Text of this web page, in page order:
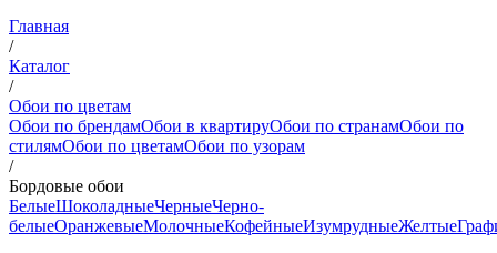
Главная
/
Каталог
/
Обои по цветам
Обои по брендамОбои в квартируОбои по странамОбои по
стилямОбои по цветамОбои по узорам
/
Бордовые обои
БелыеШоколадныеЧерныеЧерно-
белыеОранжевыеМолочныеКофейныеИзумрудныеЖелтые